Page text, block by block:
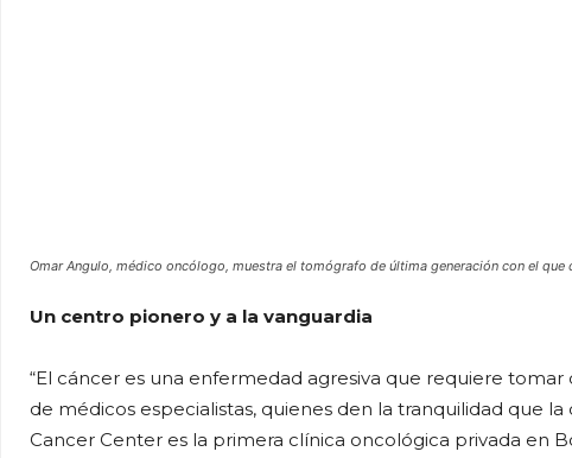
Omar Angulo, médico oncólogo, muestra el tomógrafo de última generación con el que
Un centro pionero y a la vanguardia
“El cáncer es una enfermedad agresiva que requiere
de médicos especialistas, quienes den la tranquilidad que
Cancer Center es la primera clínica oncológica privada en